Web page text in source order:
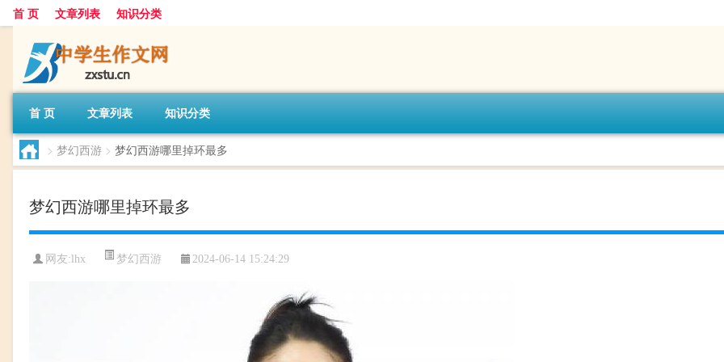
首 页 文章列表 知识分类
首 页 文章列表 知识分类
> 梦幻西游 > 梦幻西游哪里掉环最多
梦幻西游哪里掉环最多
网友: lhx 梦幻西游 2024-06-14 15:24:29